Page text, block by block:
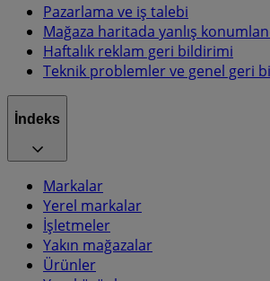
Pazarlama ve iş talebi
Mağaza haritada yanlış
Haftalık reklam geri bildirimi
Teknik problemler ve genel geri
İndeks
Markalar
Yerel markalar
İşletmeler
Yakın mağazalar
Ürünler